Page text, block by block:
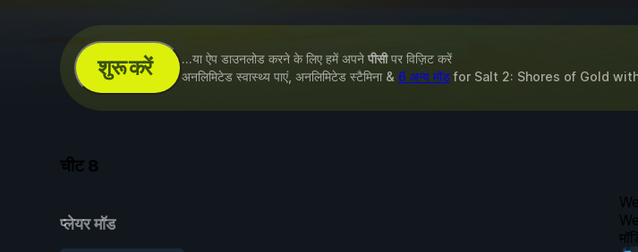
शुरू करें ...या ऐप डाउनलोड करने के लिए हमें अपने पीसीपर विज़िट करें
अनलिमिटेड स्वास्थ्य पाएं, अनलिमिटेड स्टैमिना & 6 अन्य मॉडfor Salt 2: Shores of Gold
चीट 8
प्लेयर मॉड